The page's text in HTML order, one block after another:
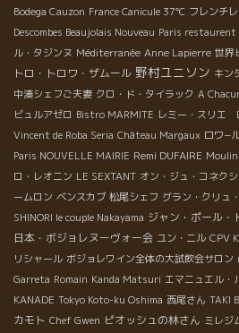
Bodega Cauzon France Canicule 37℃ フレンチ
Descombes Beaujolais Nouveau Paris restaurent
ル・タジンヌ Méditerranée Anne Lapierre 世界
トロ・トロワ・ザムール 野村ユニソン キン
中湊シェフご夫妻 クロ・ド・タイラック A
ビュルアゼロ Bistro MARMITE レミー・スリエ
Vincent de Roba Seria Château Margaux ロワ−
Paris NOUVELLE MAIRIE Remi DUFAIRE
ロ・レオニン LE SEXTANT オン・ジュ・コネク
ームロン ベンスカブ 松尾シェフ グラン・クリュ
SHINORI le couple Nakayama ジャン・ポール・
日本・ボジョレヌーヴォー会 ユン・ニル CPV
リシャール ボジョレワイン全体の大試飲会サロン
Garreta Romain Kanda Matsuri エマニュエル・
KANADE Tokyo Koto-ku Oshima 西尾さん TAKI
カモト Chef Gwen ピオッシュの林さん ミレジ